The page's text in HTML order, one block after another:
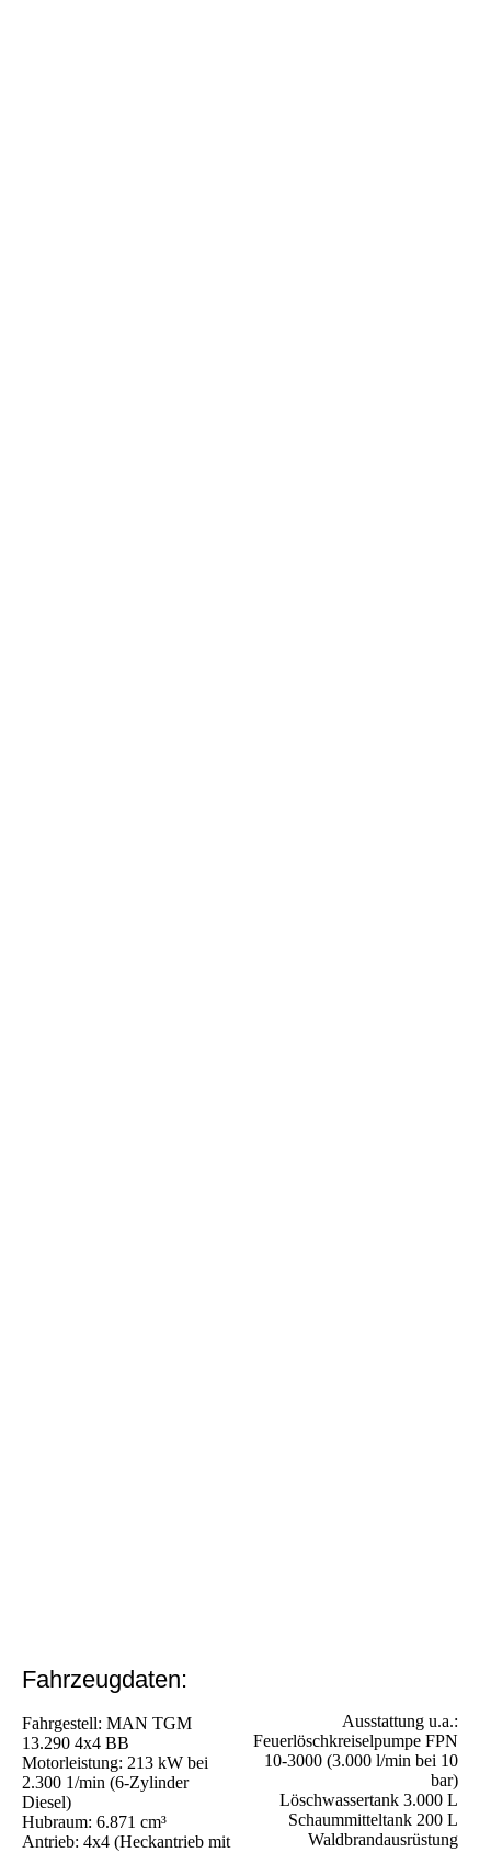
Fahrzeugdaten:
Fahrgestell: MAN TGM
13.290 4x4 BB
Motorleistung: 213 kW bei
2.300 1/min (6-Zylinder
Diesel)
Hubraum: 6.871 cm³
Antrieb: 4x4 (Heckantrieb mit
Ausstattung u.a.:
Feuerlöschkreiselpumpe FPN
10-3000 (3.000 l/min bei 10
bar)
Löschwassertank 3.000 L
Schaummitteltank 200 L
Waldbrandausrüstung